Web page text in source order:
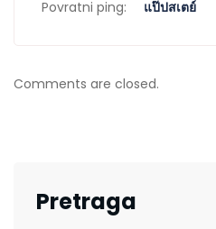
Povratni ping: แป๊ปสเตย์
Comments are closed.
Pretraga